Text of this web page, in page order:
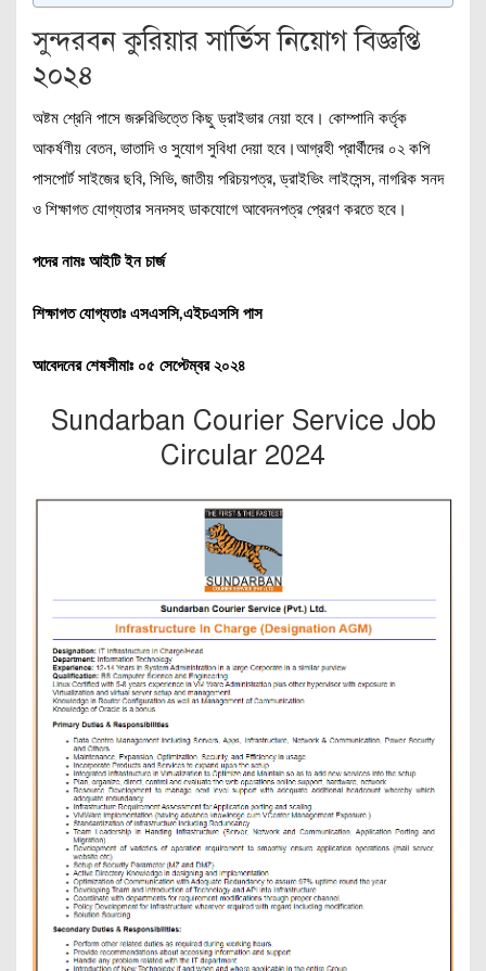
সুন্দরবন কুরিয়ার সার্ভিস নিয়োগ বিজ্ঞপ্তি
২০২৪
অষ্টম শ্রেনি পাসে জরুরিভিত্তে কিছু ড্রাইভার নেয়া হবে। কোম্পানি কর্তৃক
আকর্ষণীয় বেতন, ভাতাদি ও সুযোগ সুবিধা দেয়া হবে।আগ্রহী প্রার্থীদের ০২ কপি
পাসপোর্ট সাইজের ছবি, সিভি, জাতীয় পরিচয়পত্র, ড্রাইভিং লাইসেন্স, নাগরিক সনদ
ও শিক্ষাগত যোগ্যতার সনদসহ ডাকযোগে আবেদনপত্র প্রেরণ করতে হবে।
পদের নামঃ আইটি ইন চার্জ
শিক্ষাগত যোগ্যতাঃ এসএসসি,এইচএসসি পাস
আবেদনের শেষসীমাঃ ০৫ সেপ্টেম্বর ২০২৪
Sundarban Courier Service Job
Circular 2024